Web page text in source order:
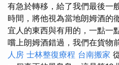
有急於轉移，給了我們最後一
時間，將他視為當地朗姆酒的
宜人的東西與有用的，一點一
嚐上朗姆酒錯過，我們在貨物
人房 士林整復療程 台南搬家